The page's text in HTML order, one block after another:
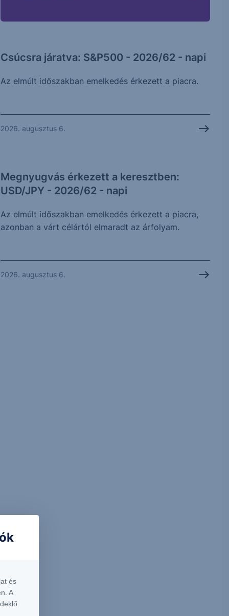
Csúcsra járatva: S&P500 - 2026/62 - napi
Az elmúlt időszakban emelkedés érkezett a piacra.
2026. augusztus 6.
Megnyugvás érkezett a keresztben:
USD/JPY - 2026/62 - napi
Az elmúlt időszakban emelkedés érkezett a piacra,
azonban a várt célártól elmaradt az árfolyam.
2026. augusztus 6.
és
A